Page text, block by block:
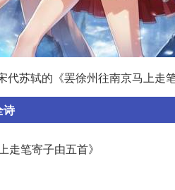
代苏轼的《罢徐州往南京马上走
诗
走笔寄子由五首》